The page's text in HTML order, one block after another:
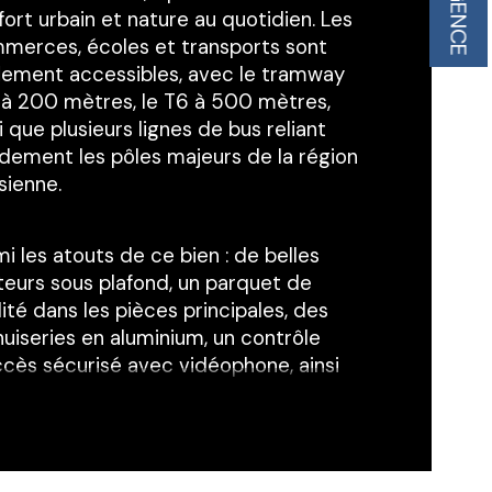
Valeurs
de pièces
urbain et nature au quotidien. Les
écoles et transports sont
accessibles, avec le tramway
à 200 mètres, le T6 à 500 mètres,
que plusieurs lignes de bus reliant
les pôles majeurs de la région
les atouts de ce bien : de belles
sous plafond, un parquet de
dans les pièces principales, des
en aluminium, un contrôle
sécurisé avec vidéophone, ainsi